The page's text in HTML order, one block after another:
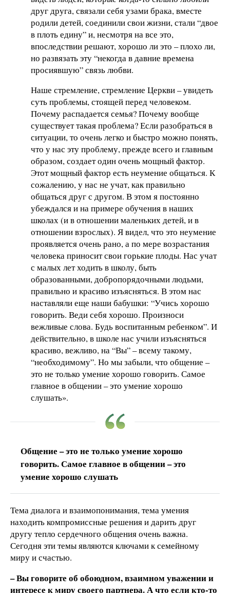
друг друга, связали себя узами брака, вместе
родили детей, соединили свои жизни, стали “двое
в плоть едину” и, несмотря на все это,
впоследствии решают, хорошо ли это – плохо ли,
но развязать эту “некогда в давние времена
просиявшую” связь любви.
Наше стремление, стремление Церкви – увидеть
суть проблемы, стоящей перед человеком.
Почему распадается семья? Почему вообще
существует такая проблема? Если разобраться в
ситуации, то очень легко и быстро можно понять,
что у нас эту проблему, прежде всего и главным
образом, создает один очень мощный фактор.
Этот мощный фактор есть неумение общаться. К
сожалению, у нас не учат, как правильно
общаться друг с другом. В этом я постоянно
убеждался и на примере обучения в наших
школах (и в отношении маленьких детей, и в
отношении взрослых). Я видел, что это неумение
проявляется очень рано, а по мере возрастания
человека приносит свои горькие плоды. Нас учат
с малых лет ходить в школу, быть
образованными, добропорядочными людьми,
правильно и красиво изъясняться. В этом нас
наставляли еще наши бабушки: “Учись хорошо
говорить. Веди себя хорошо. Произноси
вежливые слова. Будь воспитанным ребенком”. И
действительно, в школе нас учили изъясняться
красиво, вежливо, на “Вы” – всему такому,
“необходимому”. Но мы забыли, что общение –
это не только умение хорошо говорить. Самое
главное в общении – это умение хорошо
слушать».
Общение – это не только умение хорошо
говорить. Самое главное в общении – это
умение хорошо слушать
Тема диалога и взаимопонимания, тема умения
находить компромиссные решения и дарить друг
другу тепло сердечного общения очень важна.
Сегодня эти темы являются ключами к семейному
миру и счастью.
– Вы говорите об обоюдном, взаимном уважении и
интересе к миру своего партнера. А что если кто-то